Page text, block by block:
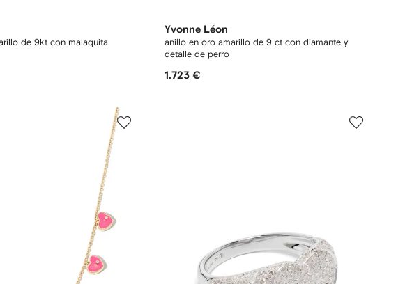
de 9kt con malaquita
Yvonne Léon
anillo en oro amarillo de 9 ct con diamante y
detalle de perro
1.723 €